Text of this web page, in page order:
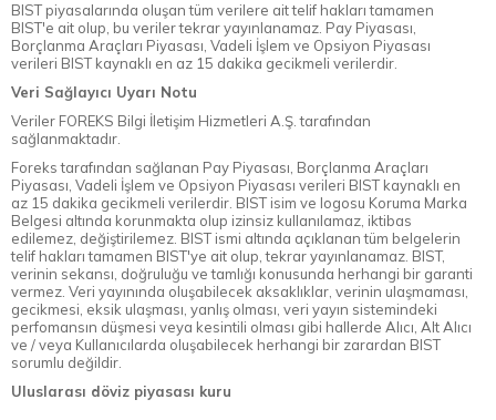
BIST piyasalarında oluşan tüm verilere ait telif hakları tamamen
BIST'e ait olup, bu veriler tekrar yayınlanamaz. Pay Piyasası,
Borçlanma Araçları Piyasası, Vadeli İşlem ve Opsiyon Piyasası
verileri BIST kaynaklı en az 15 dakika gecikmeli verilerdir.
Veri Sağlayıcı Uyarı Notu
Veriler FOREKS Bilgi İletişim Hizmetleri A.Ş. tarafından
sağlanmaktadır.
Foreks tarafından sağlanan Pay Piyasası, Borçlanma Araçları
Piyasası, Vadeli İşlem ve Opsiyon Piyasası verileri BIST kaynaklı en
az 15 dakika gecikmeli verilerdir. BIST isim ve logosu Koruma Marka
Belgesi altında korunmakta olup izinsiz kullanılamaz, iktibas
edilemez, değiştirilemez. BIST ismi altında açıklanan tüm belgelerin
telif hakları tamamen BIST'ye ait olup, tekrar yayınlanamaz. BIST,
verinin sekansı, doğruluğu ve tamlığı konusunda herhangi bir garanti
vermez. Veri yayınında oluşabilecek aksaklıklar, verinin ulaşmaması,
gecikmesi, eksik ulaşması, yanlış olması, veri yayın sistemindeki
perfomansın düşmesi veya kesintili olması gibi hallerde Alıcı, Alt Alıcı
ve / veya Kullanıcılarda oluşabilecek herhangi bir zarardan BIST
sorumlu değildir.
Uluslarası döviz piyasası kuru